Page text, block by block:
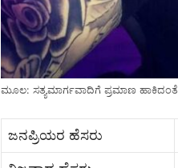
ಮೂಲ: ಸತ್ಯಮಾರ್ಗವಾದಿಗೆ ಪ್ರಮಾಣ ಹಾಕಿದಂತೆ
ಜನಪ್ರಿಯರ ಹೆಸರು